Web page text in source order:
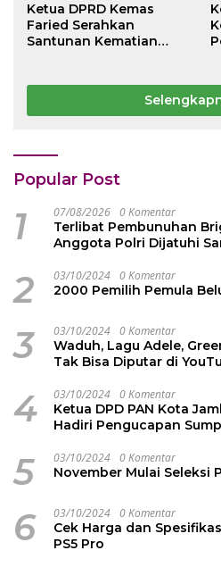
Ketua DPRD Kemas
Faried Serahkan
Santunan Kematian
Juta kepada Ahli Waris
Popular Post
1 07/08/2026 0 Komentar
Terlibat Pembunuhan
Anggota Polri Dijatuhi
2 03/10/2024 0 Komentar
2000 Pemilih Pemula
3 03/10/2024 0 Komentar
Waduh, Lagu Adele,
Tak Bisa Diputar di
4 03/10/2024 0 Komentar
Ketua DPD PAN Kota
Hadiri Pengucapan
5 03/10/2024 0 Komentar
November Mulai Seleksi
6 03/10/2024 0 Komentar
Cek Harga dan
PS5 Pro